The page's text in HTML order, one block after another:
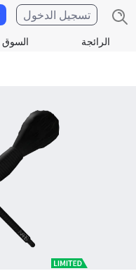
الرائجة السوق
تسجيل الدخول